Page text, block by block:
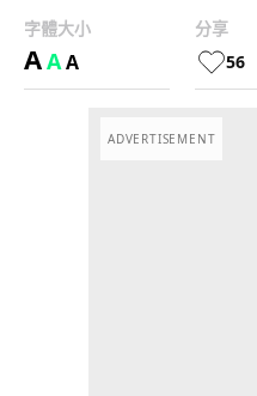
字體大小
AAA
分享
56
ADVERTISEMENT